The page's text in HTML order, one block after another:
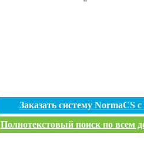
Заказать систему NormaCS
Полнотекстовый поиск по всем